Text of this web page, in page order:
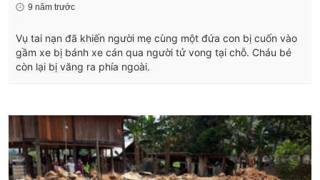
9 năm trước
Vụ tai nạn đã khiến người mẹ cùng một đứa con bị cuốn vào
gầm xe bị bánh xe cán qua người tử vong tại chỗ. Cháu bé
còn lại bị văng ra phía ngoài.